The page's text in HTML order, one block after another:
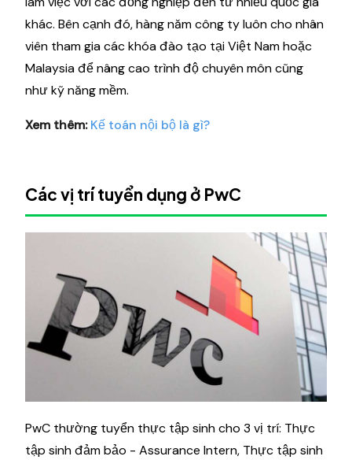
khác. Bên cạnh đó, hàng năm công ty luôn cho nhân
viên tham gia các khóa đào tạo tại Việt Nam hoặc
Malaysia để nâng cao trình độ chuyên môn cũng
như kỹ năng mềm.
Xem thêm: Kế toán nội bộ là gì?
Các vị trí tuyển dụng ở PwC
PwC thường tuyển thực tập sinh cho 3 vị trí: Thực
tập sinh đảm bảo - Assurance Intern, Thực tập sinh